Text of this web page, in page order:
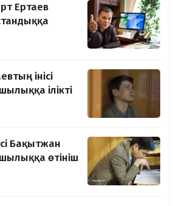
Ертаев
інісі
ілікті
Бақытжан
өтініш